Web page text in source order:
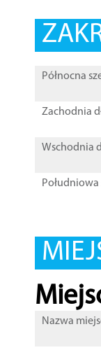
Północna
Zachodnia
Wschodnia
Nazwa